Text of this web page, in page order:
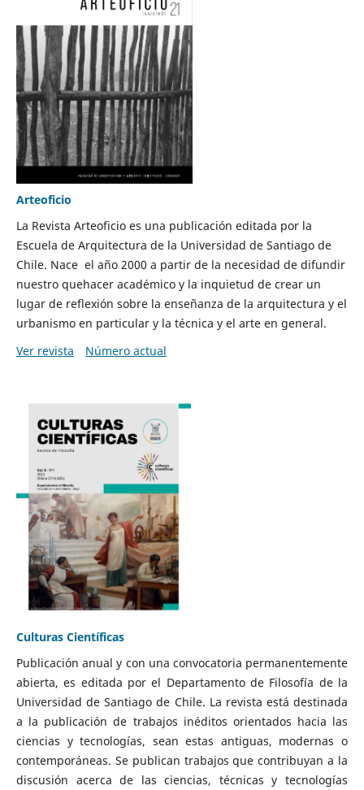
Arteoficio
La Revista Arteoficio es una publicación editada por la
Escuela de Arquitectura de la Universidad de Santiago de
Chile. Nace el año 2000 a partir de la necesidad de difundir
nuestro quehacer académico y la inquietud de crear un
lugar de reflexión sobre la enseñanza de la arquitectura y el
urbanismo en particular y la técnica y el arte en general.
Ver revista
Número actual
Culturas Científicas
Publicación anual y con una convocatoria permanentemente
abierta, es editada por el Departamento de Filosofía de la
Universidad de Santiago de Chile. La revista está destinada
a la publicación de trabajos inéditos orientados hacia las
ciencias y tecnologías, sean estas antiguas, modernas o
contemporáneas. Se publican trabajos que contribuyan a la
discusión acerca de las ciencias, técnicas y tecnologías